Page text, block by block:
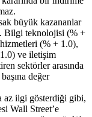
büyük kazananlar
Bilgi teknolojisi (% +
(% + 1.0),
ve iletişim
sektörler arasında
değer
az ilgi gösterdiği gibi,
Wall Street’e